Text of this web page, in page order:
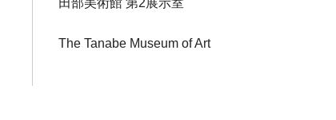
田部美術館 第2展示室
The Tanabe Museum of Art